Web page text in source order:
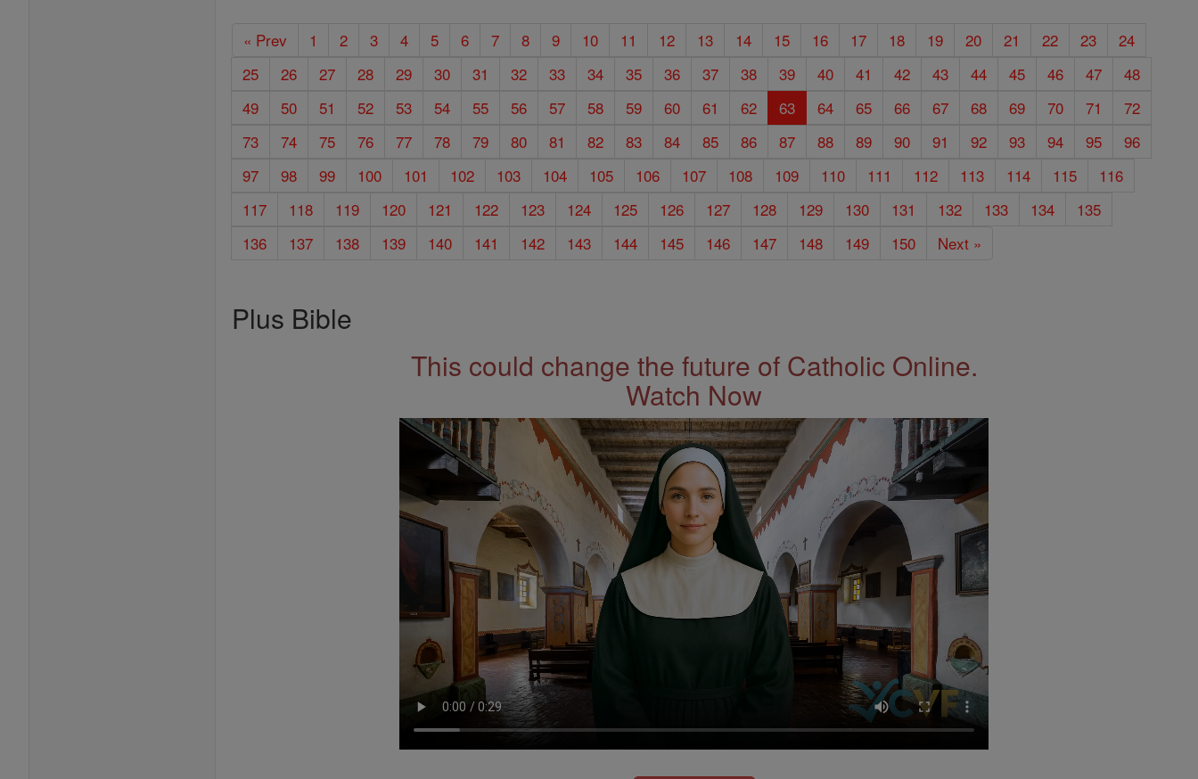
« Prev 1 2 3 4 5 6 7 8 9 10 11 12 13 14 15 16 17 18 19 20 21 22 23
24
25
26 27 28 29 30 31 32 33 34 35 36 37 38 39 40 41 42 43 44 45 46 47
48
49
50 51 52 53 54 55 56 57 58 59 60 61 62 63 64 65 66 67 68 69 70 71
72
73
74 75 76 77 78 79 80 81 82 83 84 85 86 87 88 89 90 91 92 93 94 95
96
97
98 99 100 101 102 103 104 105 106 107 108 109 110 111 112 113 114 115
116
117
118 119 120 121 122 123 124 125 126 127 128 129 130 131 132 133 134
135
136
137 138 139 140 141 142 143 144 145 146 147 148 149 150 Next »
Plus Bible
This could change the future of Catholic Online.
Watch Now